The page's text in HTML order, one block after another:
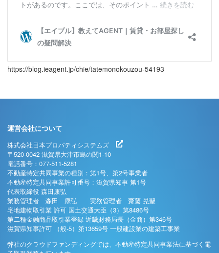
https://blog.ieagent.jp/chie/tatemonokouzou-54193
運営会社について
株式会社日本プロパティシステムズ
〒520-0042 滋賀県大津市島の関1-10
電話番号：077-511-5281
不動産特定共同事業の種別：第1号、第2号事業者
不動産特定共同事業許可番号：滋賀県知事 第1号
代表取締役 森田康弘
業務管理者 森田 康弘 実務管理者 齋藤 晃聖
宅地建物取引業 許可 国土交通大臣（3）第8486号
第二種金融商品取引業登録 近畿財務局長（金商）第346号
滋賀県知事許可 （般-5）第13659号 一般建設業の建築工事業
弊社のクラウドファンディングでは、不動産特定共同事業法に基づく電